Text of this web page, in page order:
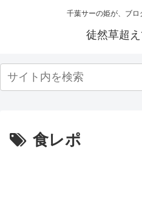
千葉サーの姫が、ブ
徒然草超
食レポ